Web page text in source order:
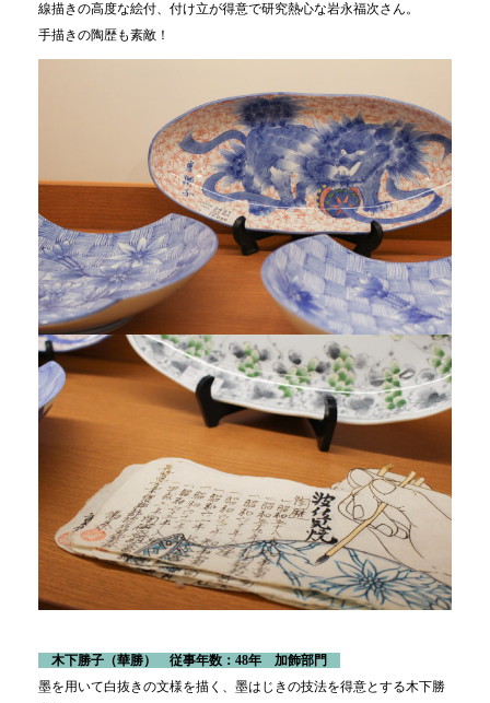
線描きの高度な絵付、付け立が得意で研究熱心な岩永福次さん。
手描きの陶歴も素敵！
木下勝子（華勝） 従事年数：48年 加飾部門
墨を用いて白抜きの文様を描く、墨はじきの技法を得意とする木下勝